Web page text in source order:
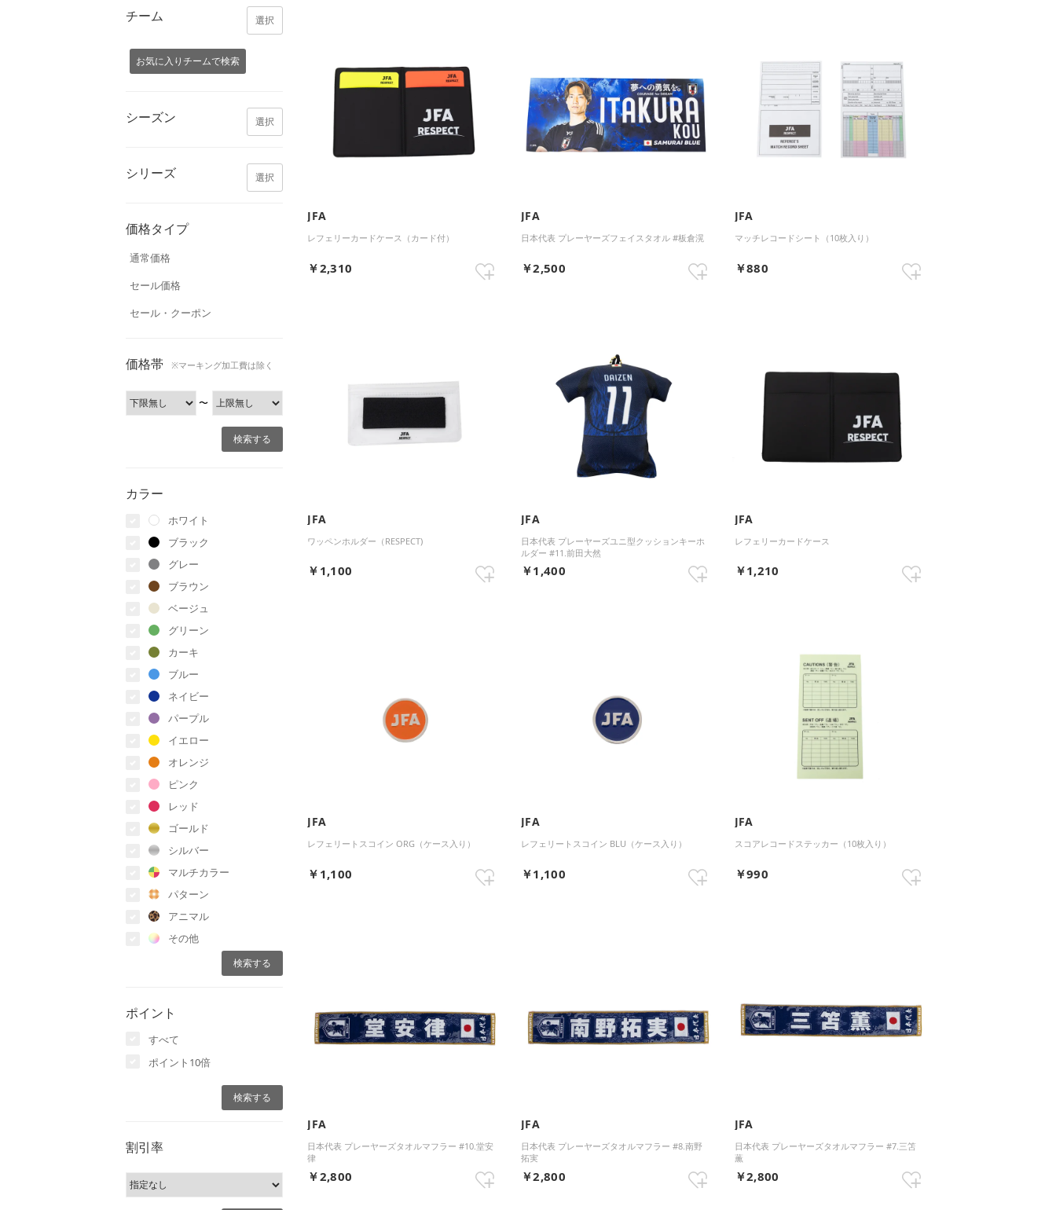
チーム 選択
お気に入りチームで検索
シーズン 選択
シリーズ 選択
価格タイプ
通常価格
セール価格
セール・クーポン
価格帯 ※マーキング加工費は除く
〜
カラー
ホワイト
ブラック
グレー
ブラウン
ベージュ
グリーン
カーキ
ブルー
ネイビー
パープル
イエロー
オレンジ
ピンク
レッド
ゴールド
シルバー
マルチカラー
パターン
アニマル
その他
ポイント
すべて
ポイント10倍
割引率
JFA
レフェリーカードケース（カード付）
￥2,310
JFA
日本代表 プレーヤーズフェイスタオル #板倉滉
￥2,500
JFA
マッチレコードシート（10枚入り）
￥880
JFA
ワッペンホルダー（RESPECT)
￥1,100
JFA
日本代表 プレーヤーズユニ型クッションキーホ
ルダー #11.前田大然
￥1,400
JFA
レフェリーカードケース
￥1,210
JFA
レフェリートスコイン ORG（ケース入り）
￥1,100
JFA
レフェリートスコイン BLU（ケース入り）
￥1,100
JFA
スコアレコードステッカー（10枚入り）
￥990
JFA
日本代表 プレーヤーズタオルマフラー #10.堂安
律
￥2,800
JFA
日本代表 プレーヤーズタオルマフラー #8.南野
拓実
￥2,800
JFA
日本代表 プレーヤーズタオルマフラー #7.三笘
薫
￥2,800